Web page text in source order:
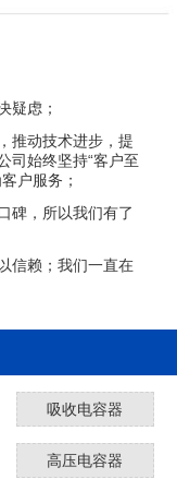
疑虑；
推动技术进步，提
司始终坚持“客户至
户服务；
碑，所以我们有了
信赖；我们一直在
吸收电容器
高压电容器